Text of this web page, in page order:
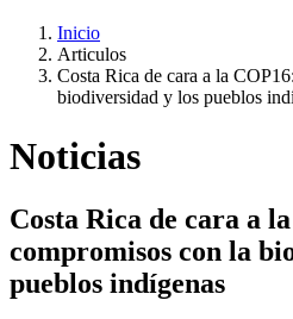
Inicio
Articulos
Costa Rica de cara a la
biodiversidad y los pueblos
Noticias
Costa Rica de cara a
compromisos con la
pueblos indígenas